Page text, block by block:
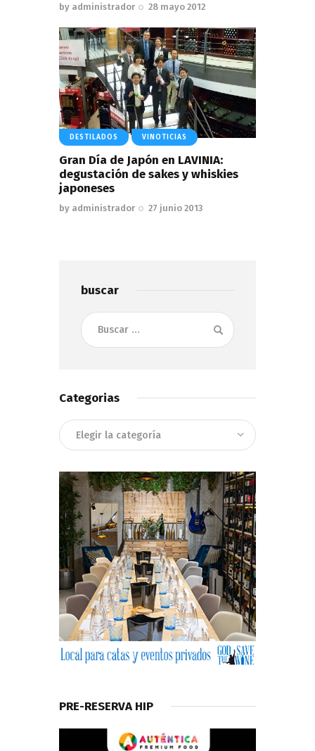
by administrador 28 mayo 2012
DESTILADOS VINOTICIAS
Gran Día de Japón en LAVINIA:
degustación de sakes y whiskies
japoneses
by administrador 27 junio 2013
buscar
Buscar:
Categorias
Categorias
PRE-RESERVA HIP